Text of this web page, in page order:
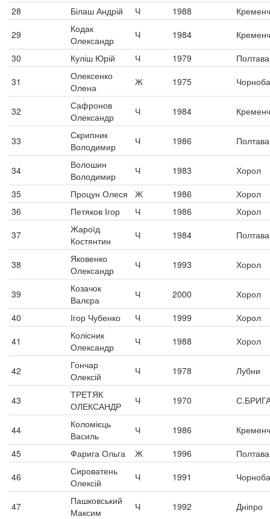
28
Білаш Андрій Ч 1988
29
Кодак
Олександр
Ч 1984
30
Куліш Юрій Ч 1979
Полтава
31
Олексенко
Олена
Ж 1975
32
Сафронов
Олександр
Ч 1984
33
Скрипник
Володимир
Ч 1986 Полтава
34
Волошин
Володимир
Ч 1983
Хорол
35
Процун Олеся Ж 1986
Хорол
36
Петяков Ігор Ч 1986
Хорол
37
Жароїд
Костянтин
Ч 1984 Полтава
38
Яковенко
Олександр
Ч 1993 Хорол
39
Козачок
Валєра
Ч 2000
Хорол
40
Ігор Чубенко Ч 1999
Хорол
41
Колісник
Олександр
Ч 1988 Хорол
42
Гончар
Олексій
Ч 1978 Лубни
43
ТРЕТЯК
ОЛЕКСАНДР
Ч 1970
44
Коломієць
Василь
Ч 1986
45
Фарига Ольга Ж 1996
Полтава
46
Сироватень
Олексій
Ч 1991
47
Пашковський
Максим
Ч 1992
Дніпро